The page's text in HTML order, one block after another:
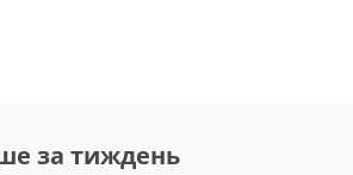
за тиждень